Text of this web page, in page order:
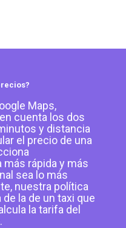
Maps,
cuenta los dos
y distancia
el precio de una
rápida y más
sea lo más
nuestra política
la de un taxi que
la tarifa del